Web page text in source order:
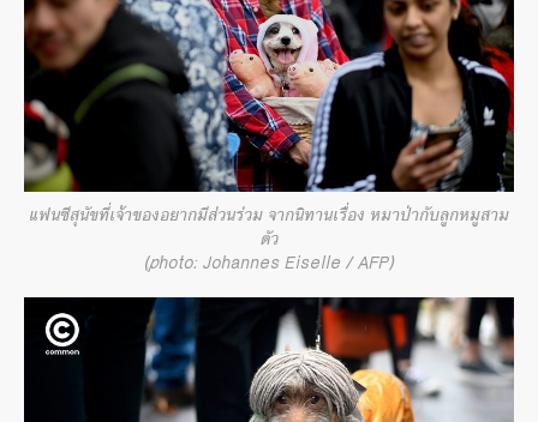
แฟนซีสุนัขที่เจ้าของอยากมีส่วนร่วม จากนิทานเรื่อง หมาป่ากับลูกหมูสาม
ตัว
(photo: Johannes Eiselle / AFP)